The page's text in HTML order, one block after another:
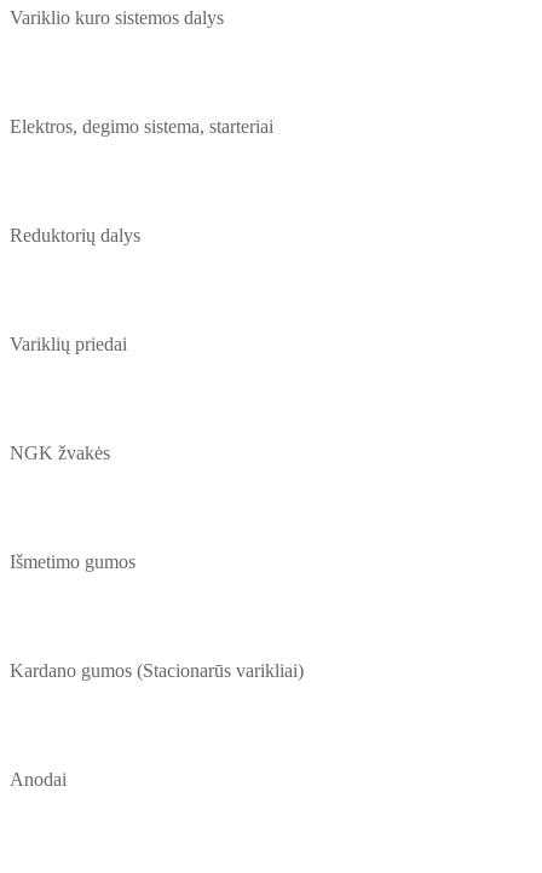
Variklio kuro sistemos dalys
Elektros, degimo sistema, starteriai
Reduktorių dalys
Variklių priedai
NGK žvakės
Išmetimo gumos
Kardano gumos (Stacionarūs varikliai)
Anodai